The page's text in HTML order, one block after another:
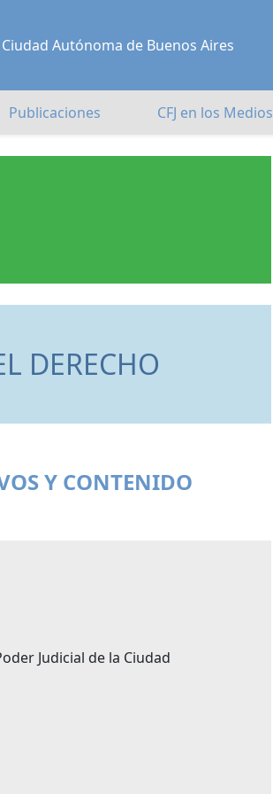
Autónoma de Buenos Aires
Publicaciones CFJ en los Medios
DERECHO
Y CONTENIDO
Judicial de la Ciudad